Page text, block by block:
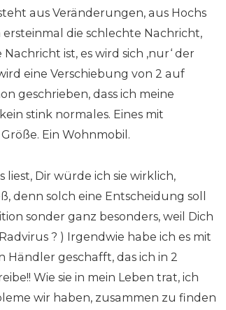
aus Veränderungen, aus Hochs
die schlechte Nachricht,
ist, es wird sich ‚nur‘ der
eine Verschiebung von 2 auf
geschrieben, dass ich meine
stink normales. Eines mit
Ein Wohnmobil.
liest, Dir würde ich sie wirklich,
denn solch eine Entscheidung soll
sonder ganz besonders, weil Dich
? ) Irgendwie habe ich es mit
geschafft, das ich in 2
Wie sie in mein Leben trat, ich
wir haben, zusammen zu finden